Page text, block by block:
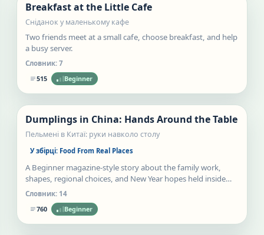
Статті
Breakfast at the Little Cafe
Сніданок у маленькому кафе
Two friends meet at a small cafe, choose breakfast, and help
a busy server.
Словник: 7
515
Beginner
Статті
Нове
Dumplings in China: Hands Around the Table
Пельмені в Китаї: руки навколо столу
У збірці: Food From Real Places
A Beginner magazine-style story about the family work,
shapes, regional choices, and New Year hopes held inside
Chinese jiaozi.
Словник: 14
760
Beginner
Нове